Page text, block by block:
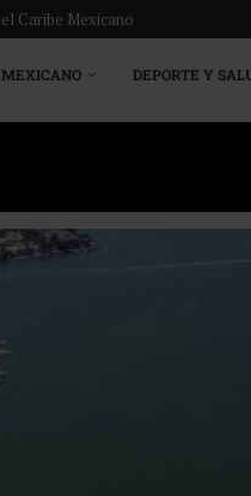
Caribe Mexicano
DEPORTE Y